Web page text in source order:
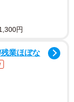
円
業ほぼな